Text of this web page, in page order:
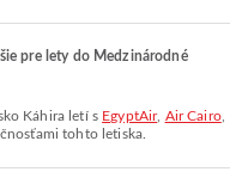
pre lety do Medzinárodné
Káhira letí s EgyptAir, Air Cairo,
tohto letiska.